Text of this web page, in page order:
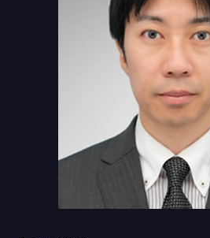
任意整理 個人再生 切り替え
過払い金とは
個人再生とは 期間
勝どき 交通事故 弁護士
勝どき 交通事故 相談
勝どき 過払い金請求
新木場 弁護士基準
月島 相続 弁護士
門前仲町 弁護士基準